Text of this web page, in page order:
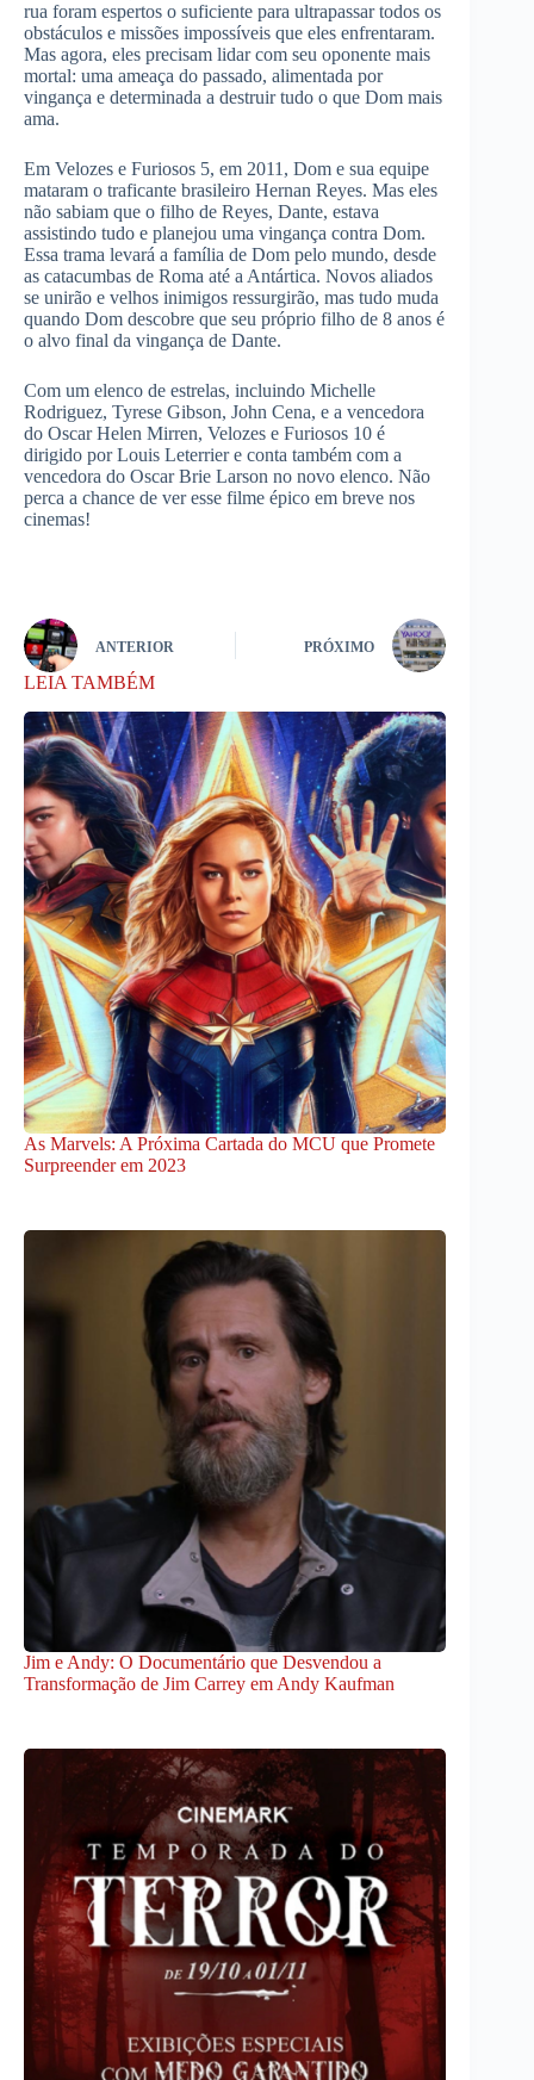
rua foram espertos o suficiente para ultrapassar todos os
obstáculos e missões impossíveis que eles enfrentaram.
Mas agora, eles precisam lidar com seu oponente mais
mortal: uma ameaça do passado, alimentada por
vingança e determinada a destruir tudo o que Dom mais
ama.
Em Velozes e Furiosos 5, em 2011, Dom e sua equipe
mataram o traficante brasileiro Hernan Reyes. Mas eles
não sabiam que o filho de Reyes, Dante, estava
assistindo tudo e planejou uma vingança contra Dom.
Essa trama levará a família de Dom pelo mundo, desde
as catacumbas de Roma até a Antártica. Novos aliados
se unirão e velhos inimigos ressurgirão, mas tudo muda
quando Dom descobre que seu próprio filho de 8 anos é
o alvo final da vingança de Dante.
Com um elenco de estrelas, incluindo Michelle
Rodriguez, Tyrese Gibson, John Cena, e a vencedora
do Oscar Helen Mirren, Velozes e Furiosos 10 é
dirigido por Louis Leterrier e conta também com a
vencedora do Oscar Brie Larson no novo elenco. Não
perca a chance de ver esse filme épico em breve nos
cinemas!
ANTERIOR PRÓXIMO
LEIA TAMBÉM
As Marvels: A Próxima Cartada do MCU que Promete
Surpreender em 2023
Jim e Andy: O Documentário que Desvendou a
Transformação de Jim Carrey em Andy Kaufman